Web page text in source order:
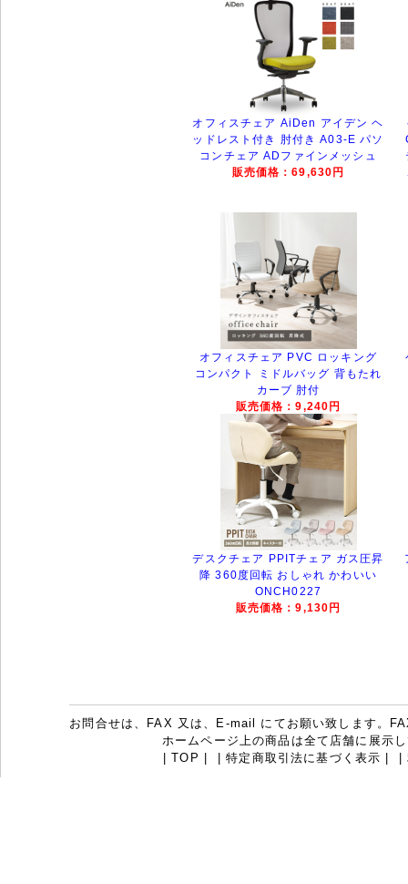
オフィスチェア AiDen アイデン ヘ
ッドレスト付き 肘付き A03-E パソ
コンチェア ADファインメッシュ
販売価格：69,630円
オフィスチェア PVC ロッキング
コンパクト ミドルバッグ 背もたれ
カーブ 肘付
販売価格：9,240円
デスクチェア PPITチェア ガス圧昇
降 360度回転 おしゃれ かわいい
ONCH0227
販売価格：9,130円
お問合せは、FAX 又は、E-mail にてお願い致します。
ホームページ上の商品は全て店舗に展示
|TOP |特定商取引法に基づく表示 |